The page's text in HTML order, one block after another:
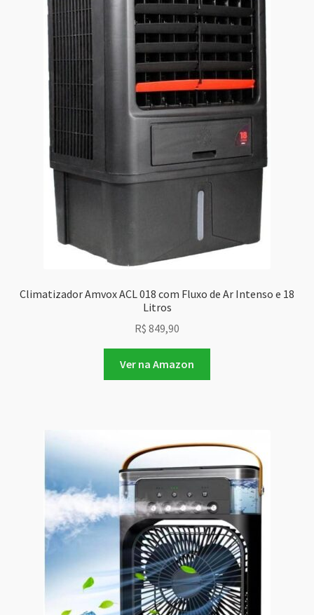
Climatizador Amvox ACL 018 com Fluxo de Ar Intenso e 18
Litros
R$ 849,90
Ver na Amazon